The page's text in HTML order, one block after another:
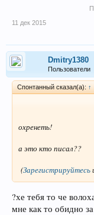
11 дек 2015
Dmitry1380
Пользователи
Спонтанный сказал(а): ↑
охренеть!
а это кто писал??
(Зарегистрируйтесь
?хе тебя то че
мне как то обидно